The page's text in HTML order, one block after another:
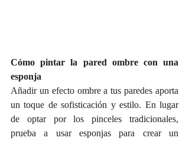
Cómo pintar la pared ombre con una
esponja
Añadir un efecto ombre a tus paredes aporta
un toque de sofisticación y estilo. En lugar
de optar por los pinceles tradicionales,
prueba a usar esponjas para crear un